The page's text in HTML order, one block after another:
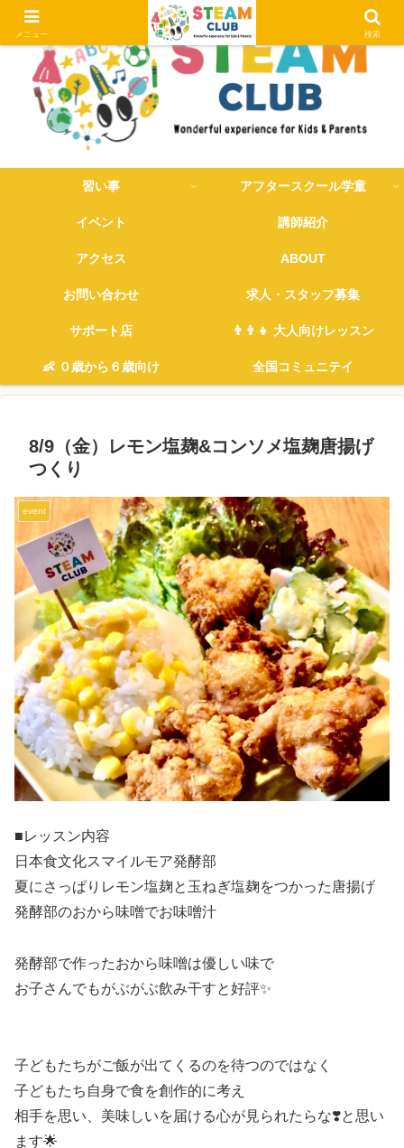
習い事 アフタースクール学童
イベント 講師紹介
アクセス ABOUT
お問い合わせ 求人・スタッフ募集
サポート店 👨‍👨‍👧 大人向けレッスン
👶 ０歳から６歳向け 全国コミュニテイ
8/9（金）レモン塩麹&コンソメ塩麹唐揚げ
つくり
event
⁡■レッスン内容
日本食文化スマイルモア発酵部
夏にさっぱりレモン塩麹と玉ねぎ塩麹をつかった唐揚げ
発酵部のおから味噌でお味噌汁
発酵部で作ったおから味噌は優しい味で
お子さんでもがぶがぶ飲み干すと好評✨
子どもたちがご飯が出てくるのを待つのではなく
子どもたち自身で食を創作的に考え
相手を思い、美味しいを届ける心が見られたらな❣️と思い
ます🌟
メニュー 検索